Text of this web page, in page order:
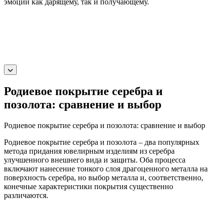
Родиевое покрытие серебра и
позолота: сравнение и выбор
Родиевое покрытие серебра и позолота: сравнение и выбор
Родиевое покрытие серебра и позолота – два популярных
метода придания ювелирным изделиям из серебра
улучшенного внешнего вида и защиты. Оба процесса
включают нанесение тонкого слоя драгоценного металла на
поверхность серебра, но выбор металла и, соответственно,
конечные характеристики покрытия существенно
различаются.